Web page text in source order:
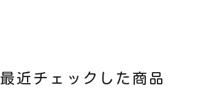
最近チェックした商品